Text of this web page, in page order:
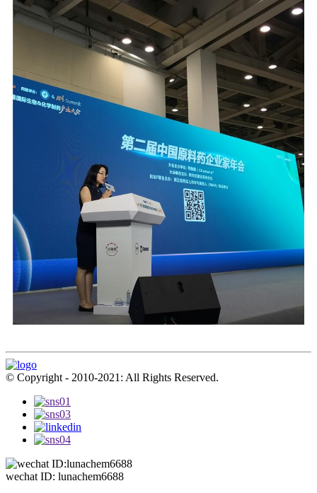
© Copyright - 2010-2021: All Rights Reserved.
wechat ID: lunachem6688